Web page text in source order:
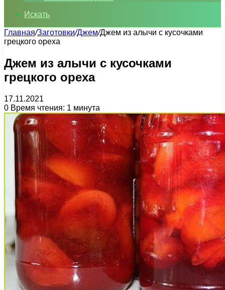
Искать
Главная/Заготовки/Джем/Джем из алычи с кусочками
грецкого ореха
Джем из алычи с кусочками
грецкого ореха
17.11.2021
0 Время чтения: 1 минута